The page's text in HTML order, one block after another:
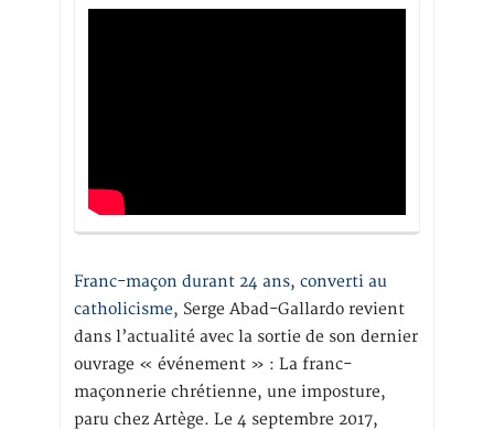
Franc-maçon durant 24 ans, converti au
catholicisme, Serge Abad-Gallardo revient
dans l’actualité avec la sortie de son dernier
ouvrage « événement » : La franc-
maçonnerie chrétienne, une imposture,
paru chez Artège. Le 4 septembre 2017,